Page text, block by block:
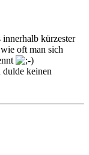
innerhalb kürzester
oft man sich
keinen